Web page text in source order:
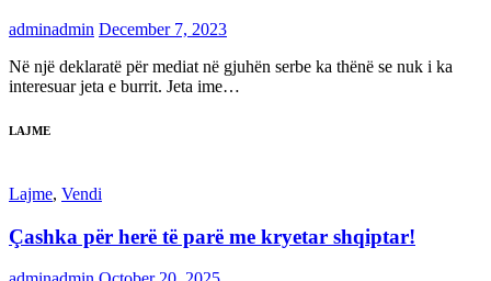
adminadmin December 7, 2023
Në një deklaratë për mediat në gjuhën serbe ka thënë se nuk i ka
interesuar jeta e burrit. Jeta ime…
LAJME
Lajme, Vendi
Çashka për herë të parë me kryetar shqiptar!